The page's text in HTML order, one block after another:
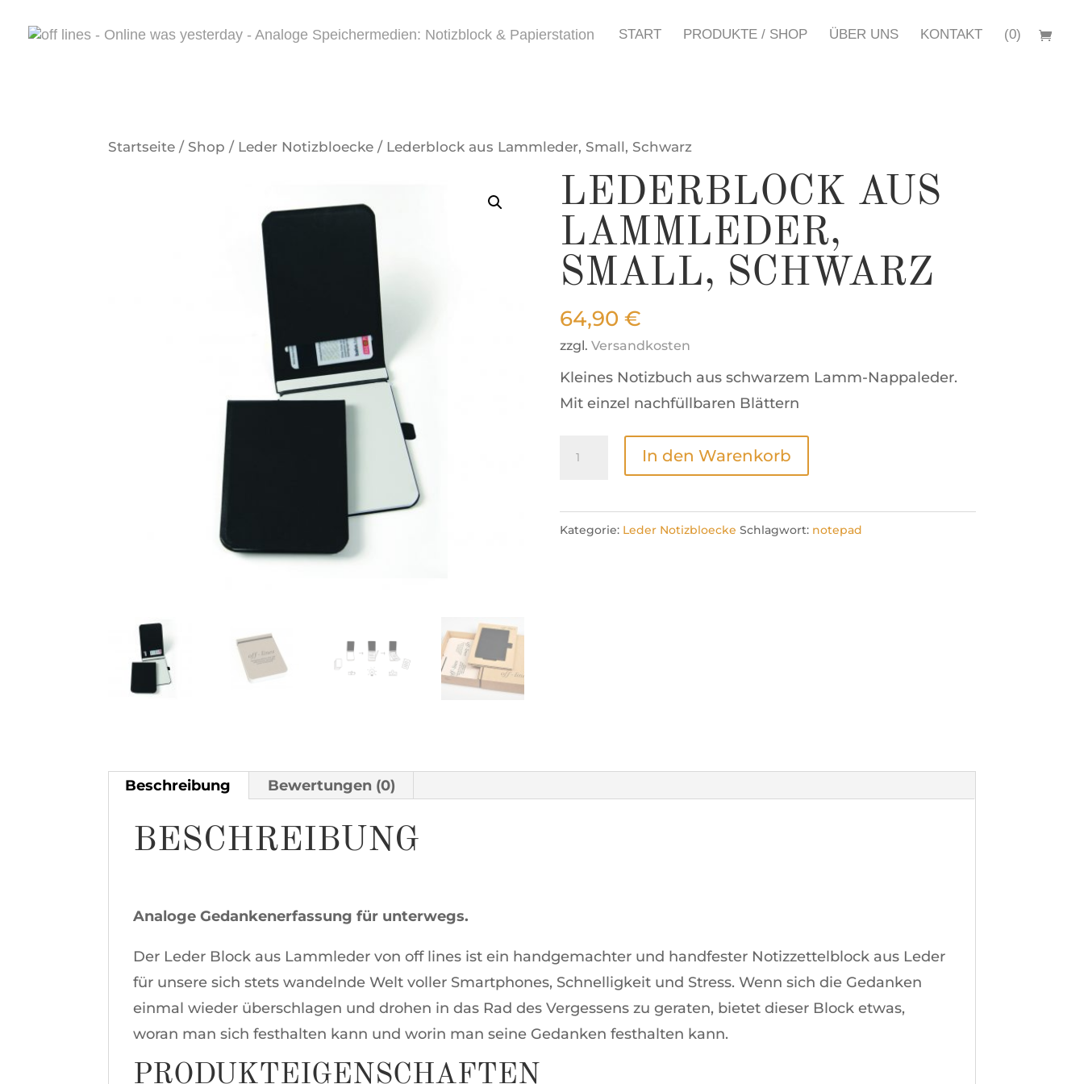
START PRODUKTE / SHOP ÜBER UNS KONTAKT (0)
Startseite / Shop / Leder Notizbloecke / Lederblock aus Lammleder, Small, Schwarz
LEDERBLOCK AUS
LAMMLEDER,
SMALL, SCHWARZ
64,90 €
zzgl. Versandkosten
Kleines Notizbuch aus schwarzem Lamm-Nappaleder.
Mit einzel nachfüllbaren Blättern
Small,
In den Warenkorb
Kategorie: Leder Notizbloecke Schlagwort: notepad
Beschreibung Bewertungen (0)
BESCHREIBUNG
Analoge Gedankenerfassung für unterwegs.
Der Leder Block aus Lammleder von off lines ist ein handgemachter und handfester Notizzettelblock aus Leder
für unsere sich stets wandelnde Welt voller Smartphones, Schnelligkeit und Stress. Wenn sich die Gedanken
einmal wieder überschlagen und drohen in das Rad des Vergessens zu geraten, bietet dieser Block etwas,
woran man sich festhalten kann und worin man seine Gedanken festhalten kann.
PRODUKTEIGENSCHAFTEN